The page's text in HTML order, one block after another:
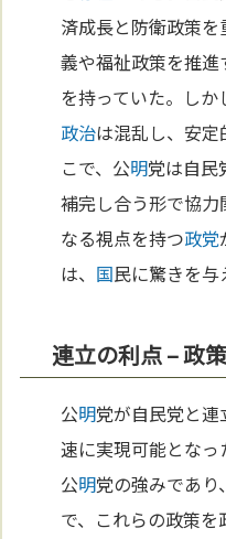
済成長と防衛政策
義や福祉政策を推
を持っていた。しか
政治は混乱し、安
こで、公明党は自民
補完し合う形で協
なる視点を持つ政党
は、 国民に驚きを与
連立の利点 – 政
公明党が自民党と
速に実現可能となっ
公明党の強みであり
で、これらの政策